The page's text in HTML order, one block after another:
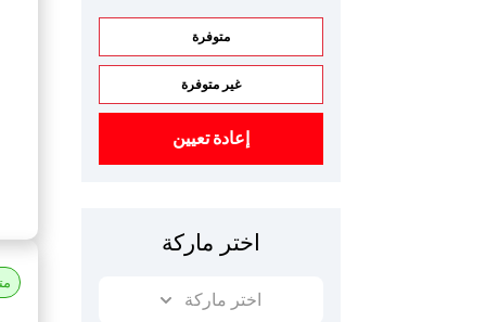
متوفرة
غير متوفرة
إعادة تعيين
اختر ماركة
اختر ماركة